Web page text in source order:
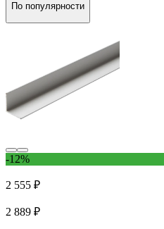
По популярности
-12%
2 555 ₽
2 889 ₽